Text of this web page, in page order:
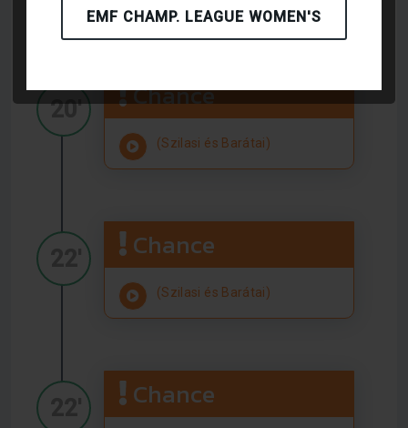
EMF CHAMP. LEAGUE WOMEN'S
Chance
(Szilasi és Barátai)
20'
Chance
(Szilasi és Barátai)
Chance